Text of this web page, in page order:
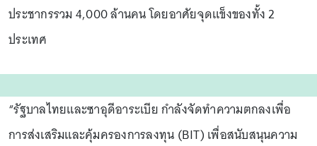
ประชากรรวม 4,000 ล้านคน โดยอาศัยจุดแข็งของทั้ง 2
ประเทศ
“รัฐบาลไทยและซาอุดีอาระเบีย กำลังจัดทำความตกลงเพื่อ
การส่งเสริมและคุ้มครองการลงทุน (BIT) เพื่อสนับสนุนความ